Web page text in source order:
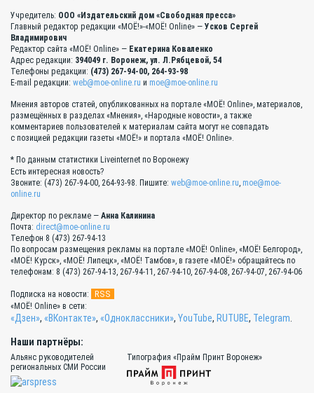
Учредитель: ООО «Издательский дом «Свободная пресса»
Главный редактор редакции «МОЁ!»-«МОЁ! Online» — Усков Сергей
Владимирович
Редактор сайта «МОЁ! Online» — Екатерина Коваленко
Адрес редакции: 394049 г. Воронеж, ул. Л.Рябцевой, 54
Телефоны редакции: (473) 267-94-00, 264-93-98
E-mail редакции: web@moe-online.ru и moe@moe-online.ru
Мнения авторов статей, опубликованных на портале «МОЁ! Online», материалов,
размещённых в разделах «Мнения», «Народные новости», а также
комментариев пользователей к материалам сайта могут не совпадать
с позицией редакции газеты «МОЁ!» и портала «МОЁ! Online».
* По данным статистики Liveinternet по Воронежу
Есть интересная новость?
Звоните: (473) 267-94-00, 264-93-98. Пишите: web@moe-online.ru, moe@moe-
online.ru
Директор по рекламе — Анна Калинина
Почта: direct@moe-online.ru
Телефон 8 (473) 267-94-13
По вопросам размещения рекламы на портале «МОЁ! Online», «МОЁ! Белгород»,
«МОЁ! Курск», «МОЁ! Липецк», «МОЁ! Тамбов», в газете «МОЁ!» обращайтесь по
телефонам: 8 (473) 267-94-13, 267-94-11, 267-94-10, 267-94-08, 267-94-07, 267-94-06
Подписка на новости: RSS
«МОЁ! Online» в сети:
«Дзен», «ВКонтакте», «Одноклассники», YouTube, RUTUBE, Telegram
Наши партнёры:
Альянс руководителей
региональных СМИ России
Типография «Прайм Принт Воронеж»